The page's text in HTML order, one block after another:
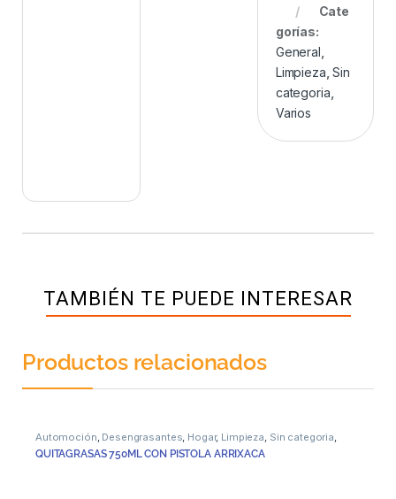
Cate
gorías:
General
Limpieza ,Sin
categoria
Varios
TAMBIÉN TE PUEDE INTERESAR
Productos relacionados
Automoción, Desengrasantes, Hogar, Limpieza, Sin categoria,
Superficies
QUITAGRASAS 750ML CON PISTOLA ARRIXACA